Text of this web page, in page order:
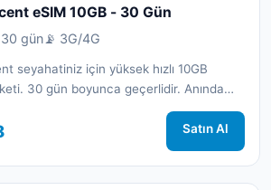
eSIM 10GB - 30 Gün
gün📡 3G/4G
seyahatiniz için yüksek hızlı 10GB
30 gün boyunca geçerlidir. Anında
Satın Al